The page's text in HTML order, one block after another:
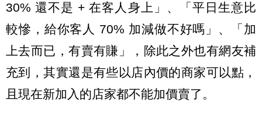
30% 還不是 + 在客人身上」、「平日生意比
較慘，給你客人 70% 加減做不好嗎」、「加
上去而已，有賣有賺」，除此之外也有網友補
充到，其實還是有些以店內價的商家可以點，
且現在新加入的店家都不能加價賣了。